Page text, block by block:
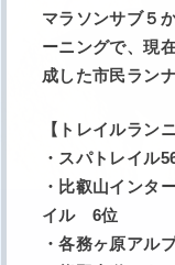
マラソンサブ５
ーニングで、現
成した市民ラン
【トレイルラン
・スパトレイル
・比叡山インタ
イル 6位
・各務ヶ原アル